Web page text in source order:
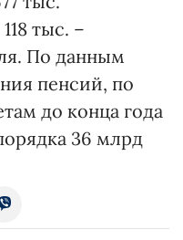
тыс. –
По данным
пенсий, по
до конца года
36 млрд